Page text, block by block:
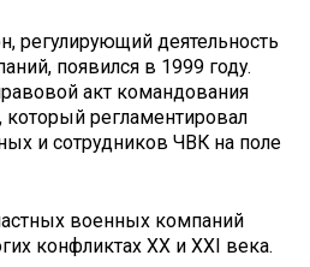
регулирующий деятельность
появился в 1999 году.
акт командования
регламентировал
и сотрудников ЧВК на поле
военных компаний
конфликтах XX и XXI века.